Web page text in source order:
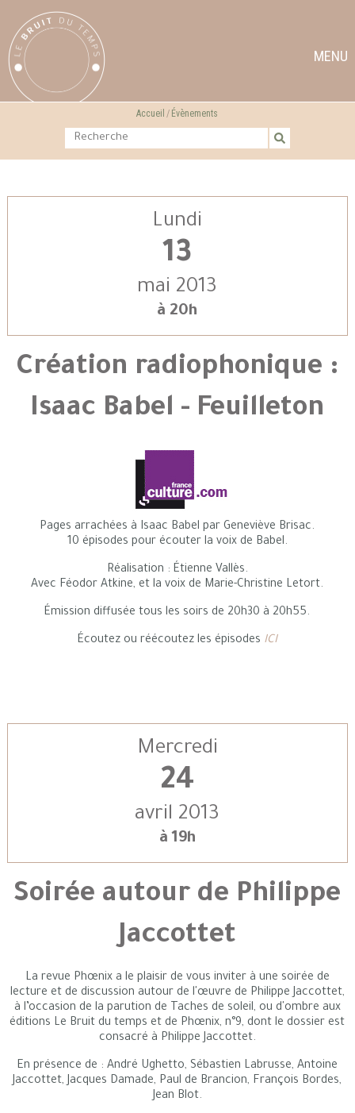
MENU
Accueil Évènements
Lundi
13
mai 2013
à 20h
Création radiophonique :
Isaac Babel - Feuilleton
Pages arrachées à Isaac Babel par Geneviève Brisac.
10 épisodes pour écouter la voix de Babel.
Réalisation : Étienne Vallès.
Avec Féodor Atkine, et la voix de Marie-Christine Letort.
Émission diffusée tous les soirs de 20h30 à 20h55.
Écoutez ou réécoutez les épisodes ICI
Mercredi
24
avril 2013
à 19h
Soirée autour de Philippe
Jaccottet
La revue Phœnix a le plaisir de vous inviter à une soirée de
lecture et de discussion autour de l'œuvre de Philippe Jaccottet,
à l’occasion de la parution de Taches de soleil, ou d'ombre aux
éditions Le Bruit du temps et de Phœnix, n°9, dont le dossier est
consacré à Philippe Jaccottet.
En présence de : André Ughetto, Sébastien Labrusse, Antoine
Jaccottet, Jacques Damade, Paul de Brancion, François Bordes,
Jean Blot.